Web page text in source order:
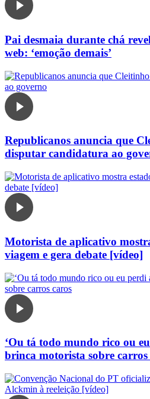
Pai desmaia durante chá
web: ‘emoção demais’
Republicanos anuncia que
disputar candidatura ao
Motorista de aplicativo
viagem e gera debate [vídeo]
‘Ou tá todo mundo rico ou
brinca motorista sobre carros